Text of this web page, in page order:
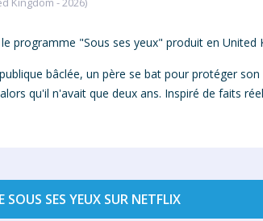
programme "Sous ses yeux" produit en United
bâclée, un père se bat pour protéger
qu'il n'avait que deux ans. Inspiré de faits
SES YEUX SUR NETFLIX